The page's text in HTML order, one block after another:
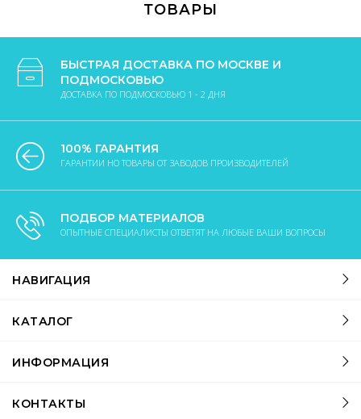
ТОВАРЫ
БЫСТРАЯ ДОСТАВКА ПО МОСКВЕ И
ПОДМОСКОВЬЮ
ДОСТАВКА ПО ПОДМОСКОВЬЮ 1 - 2 ДНЯ
100% ГАРАНТИЯ
ГАРАНТИИ НО ТОВАРЫ ОТ ЗАВОДОВ ПРОИЗВОДИТЕЛЕЙ
ПОДБОР МАТЕРИАЛОВ
ОПЫТНЫЕ СПЕЦИАЛИСТЫ ОТВЕТЯТ НА ЛЮБЫЕ ВАШИ ВОПРОСЫ
НАВИГАЦИЯ
КАТАЛОГ
ИНФОРМАЦИЯ
КОНТАКТЫ